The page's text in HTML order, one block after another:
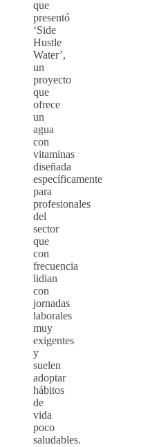
que
presentó
‘Side
Hustle
Water’,
un
proyecto
que
ofrece
un
agua
con
vitaminas
diseñada
específicamente
para
profesionales
del
sector
que
con
frecuencia
lidian
con
jornadas
laborales
muy
exigentes
y
suelen
adoptar
hábitos
de
vida
poco
saludables.